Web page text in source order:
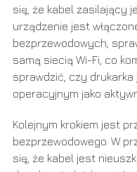
się, że kabel zasilający
urządzenie jest
bezprzewodowych,
samą siecią Wi-Fi, co
sprawdzić, czy
operacyjnym jako
Kolejnym krokiem jest
bezprzewodowego. W
się, że kabel jest